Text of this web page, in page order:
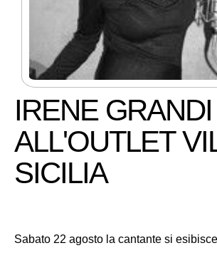
IRENE GRANDI
ALL'OUTLET
SICILIA
Sabato 22 agosto la cantante si